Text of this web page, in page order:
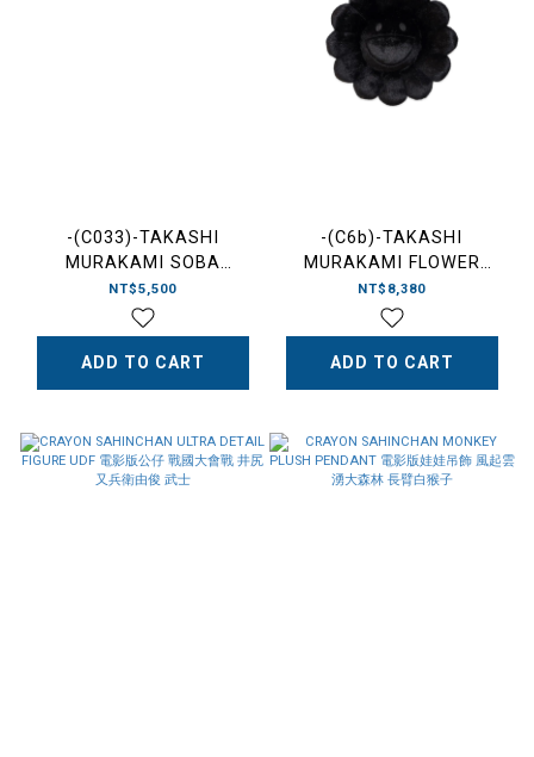
-(C033)-TAKASHI
MURAKAMI SOBA
DIPPING SAKE CUP SET
蕎麥麵杯-TM-ZZ003542-
SET
NT$5,500
ADD TO CART
-(C6b)-TAKASHI
MURAKAMI FLOWER
CUSHION 60CM "ALL
BLACK" 村上隆 全黑 小花
抱枕-TM-ZZ004057
NT$8,380
ADD TO CART